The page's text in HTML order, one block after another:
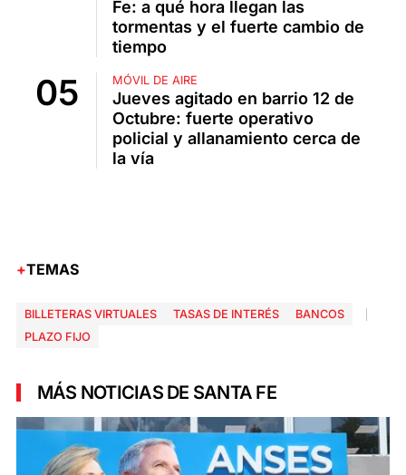
Fe: a qué hora llegan las
tormentas y el fuerte cambio de
tiempo
MÓVIL DE AIRE
Jueves agitado en barrio 12 de
Octubre: fuerte operativo
policial y allanamiento cerca de
la vía
TEMAS
BILLETERAS VIRTUALES TASAS DE INTERÉS
BANCOS
PLAZO FIJO
MÁS NOTICIAS DE SANTA FE